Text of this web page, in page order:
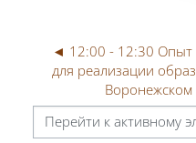
◄ 12:00 - 12:30 Опыт
для реализации
Воронежском
Перейти к активному